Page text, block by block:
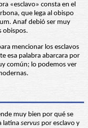
«esclavo» consta en el
que lega al obispo
Anaf debió ser muy
obispos.
mencionar los esclavos
esa palabra abarcara por
común; lo podemos ver
muy bien por qué se
latina servus por esclavo y